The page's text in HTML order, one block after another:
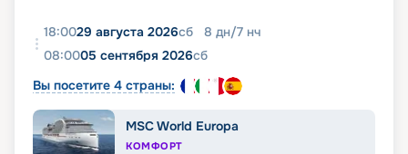
18:0029 августа 2026сб 8 дн/7 нч
08:0005 сентября 2026сб
Вы посетите 4 страны:
MSC World Europa
КОМФОРТ